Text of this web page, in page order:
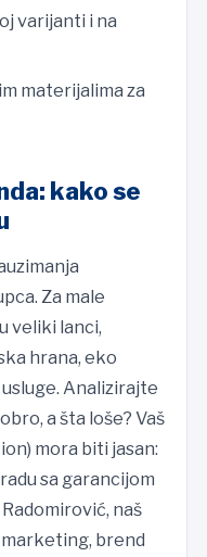
varijanti i na
materijalima za
kako se
Za male
veliki lanci,
hrana, eko
Analizirajte
a šta loše? Vaš
mora biti jasan:
sa garancijom
naš
brend